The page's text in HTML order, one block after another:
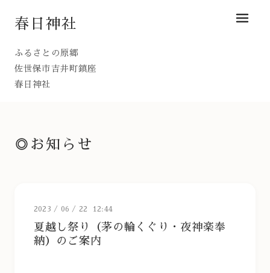
春日神社
ふるさとの原郷
佐世保市吉井町鎮座
春日神社
メニュ
◎お知らせ
2023 / 06 / 22 12:44
夏越し祭り（茅の輪くぐり・夜神楽奉
納）のご案内